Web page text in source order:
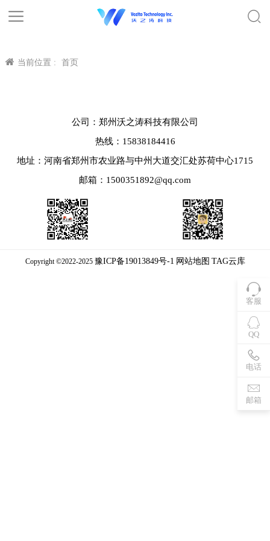
当前位置 : 首页
客服
QQ
电话
邮箱
公司：郑州沃之涛科技有限公司
热线：15838184416
地址：河南省郑州市农业路与中州大道交汇处苏荷中心1715
邮箱：1500351892@qq.com
Copyright ©2022-2025 豫ICP备19013849号-1 网站地图 TAG云库